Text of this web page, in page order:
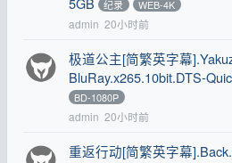
纪录 WEB-4K
admin 20小时前
极道公主[简繁英字幕
BluRay.x265.10bit.DTS-
BD-1080P
admin 20小时前
重返行动[简繁英字幕